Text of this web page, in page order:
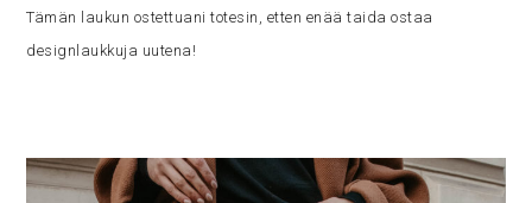
Tämän laukun ostettuani totesin, etten enää taida ostaa
designlaukkuja uutena!